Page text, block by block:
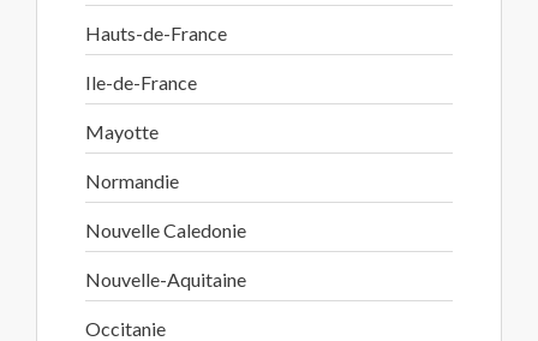
Hauts-de-France
Ile-de-France
Mayotte
Normandie
Nouvelle Caledonie
Nouvelle-Aquitaine
Occitanie